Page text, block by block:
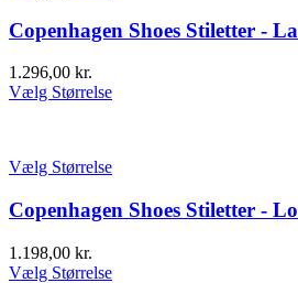
Copenhagen Shoes Stiletter -
1.296,00 kr.
Vælg Størrelse
Vælg Størrelse
Copenhagen Shoes Stiletter -
1.198,00 kr.
Vælg Størrelse